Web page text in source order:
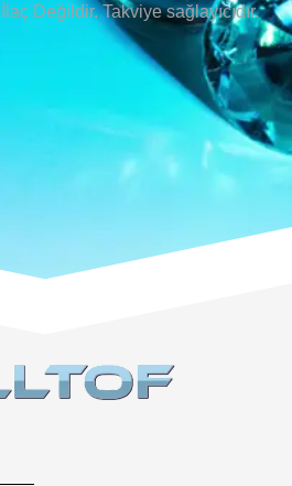
Değildir. Takviye sağlayıcıdır.